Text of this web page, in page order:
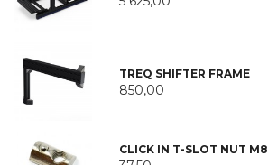
TREQ SHIFTER FRAME
850,00
CLICK IN T-SLOT NUT M8